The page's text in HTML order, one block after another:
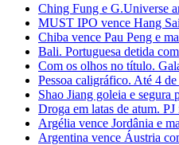
Ching Fung e G.Universe
MUST IPO vence Hang
Chiba vence Pau Peng e
Bali. Portuguesa detida
Com os olhos no título.
Pessoa caligráfico. Até 4
Shao Jiang goleia e segura
Droga em latas de atum.
Argélia vence Jordânia e
Argentina vence Áustria